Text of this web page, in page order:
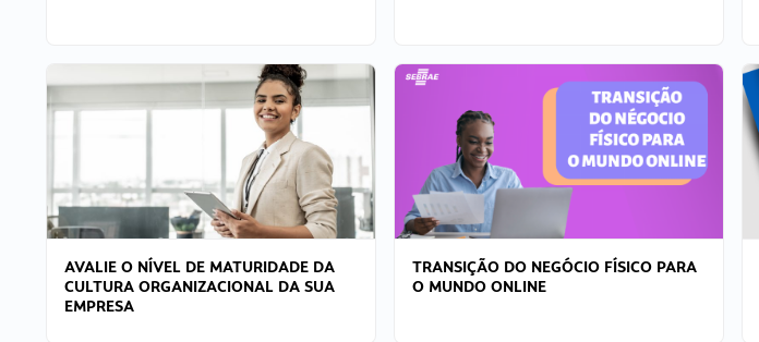
AVALIE O NÍVEL DE MATURIDADE DA
CULTURA ORGANIZACIONAL DA SUA
EMPRESA
TRANSIÇÃO DO NEGÓCIO FÍSICO PARA
O MUNDO ONLINE